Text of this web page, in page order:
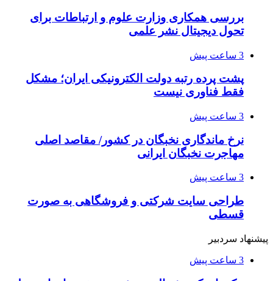
بررسی همکاری وزارت علوم و ارتباطات برای
تحول دیجیتال نشر علمی
3 ساعت پیش
پشت پرده رتبه دولت الکترونیکی ایران؛ مشکل
فقط فناوری نیست
3 ساعت پیش
نرخ ماندگاری نخبگان در کشور/ مقاصد اصلی
مهاجرت نخبگان ایرانی
3 ساعت پیش
طراحی سایت شرکتی و فروشگاهی به صورت
قسطی
پیشنهاد سردبیر
3 ساعت پیش